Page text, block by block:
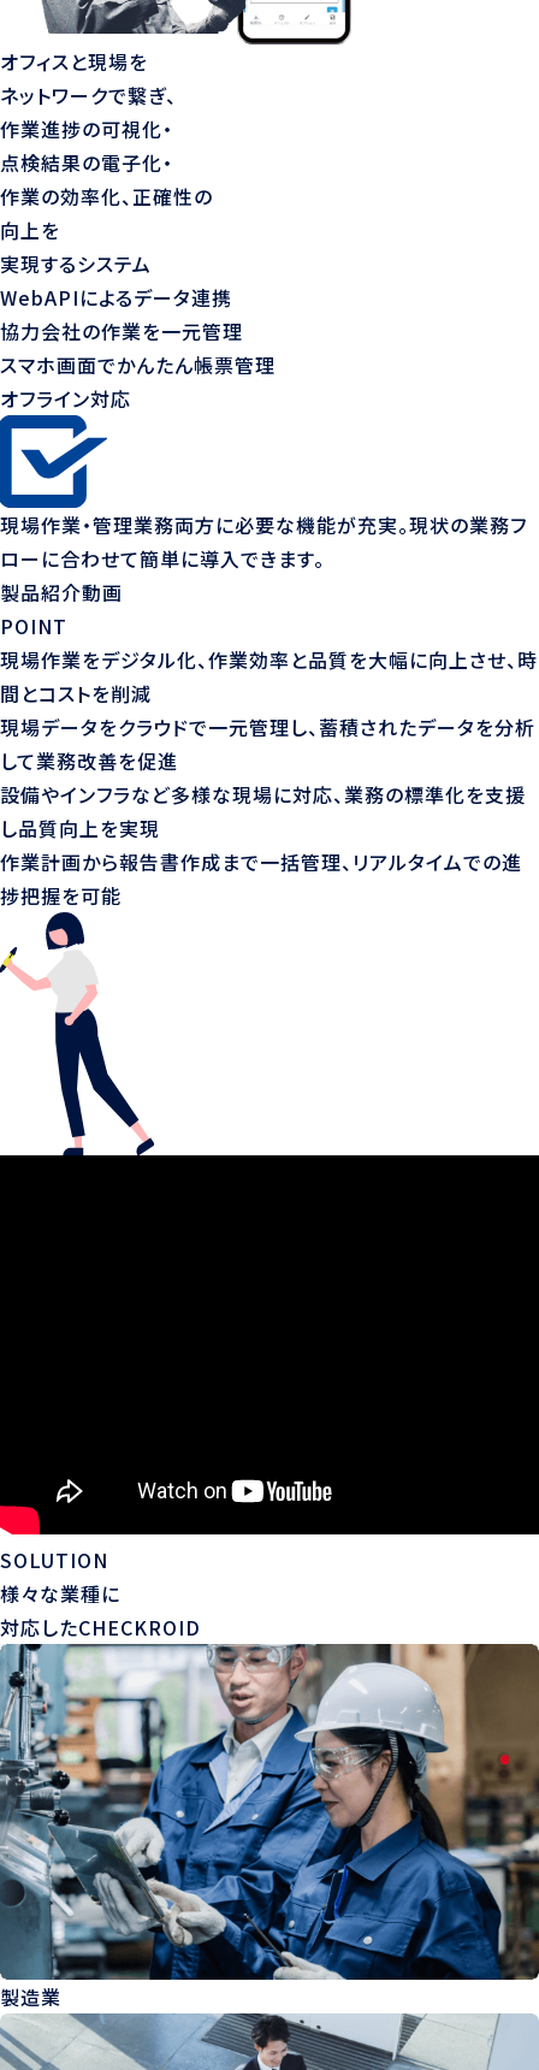
オフィスと現場を
ネットワークで繋ぎ、
作業進捗の可視化・
点検結果の電子化・
作業の効率化、正確性の
向上を
実現するシステム
WebAPIによるデータ連携
協力会社の作業を一元管理
スマホ画面でかんたん帳票管理
オフライン対応
現場作業・管理業務両方に必要な機能が充実。現状の業務フ
ローに合わせて簡単に導入できます。
製品紹介動画
POINT
現場作業をデジタル化、作業効率と品質を大幅に向上させ、時
間とコストを削減
現場データをクラウドで一元管理し、蓄積されたデータを分析
して業務改善を促進
設備やインフラなど多様な現場に対応、業務の標準化を支援
し品質向上を実現
作業計画から報告書作成まで一括管理、リアルタイムでの進
捗把握を可能
SOLUTION
様々な業種に
対応したCHECKROID
製造業